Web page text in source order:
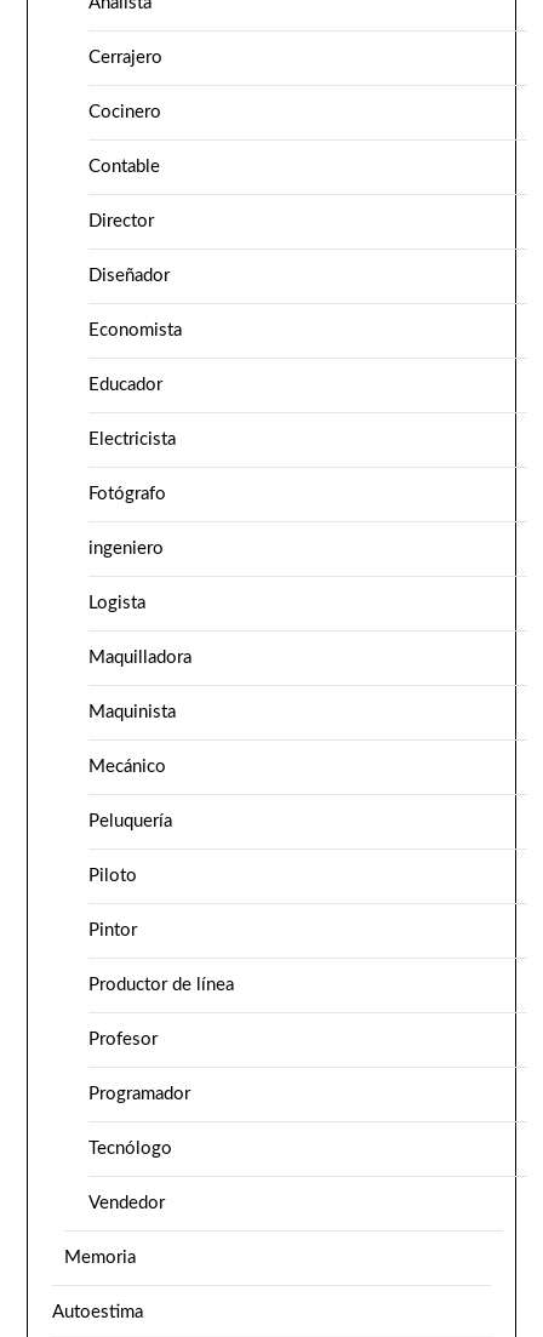
Cerrajero
Cocinero
Contable
Director
Diseñador
Economista
Educador
Electricista
Fotógrafo
ingeniero
Logista
Maquilladora
Maquinista
Mecánico
Peluquería
Piloto
Pintor
Productor de línea
Profesor
Programador
Tecnólogo
Vendedor
Memoria
Autoestima